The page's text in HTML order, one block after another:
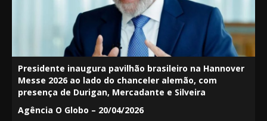
Presidente inaugura pavilhão brasileiro na Hannover
Messe 2026 ao lado do chanceler alemão, com
presença de Durigan, Mercadante e Silveira
Agência O Globo – 20/04/2026